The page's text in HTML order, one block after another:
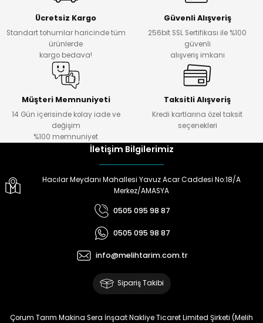
Ücretsiz Kargo
Standart tohumlar haricinde tüm
ürünlerde
kargo bedava!
Güvenli Alışveriş
256bit SSL Sertifikası ile %100
güvenli
alışveriş imkanı
Müşteri Memnuniyeti
14 Gün içerisinde kolay iade ve
değişim
%100 memnuniyet
Taksitli Alışveriş
Kredi kartlarına özel taksit
seçenekleri
İletişim Bilgilerimiz
Hacılar Meydanı Mahallesi Yavuz Acar Caddesi No:18/A
Merkez/AMASYA
0505 095 98 87
0505 095 98 87
info@melihtarim.com.tr
Sipariş Takibi
Çorum Tarım Makina Sera İnşaat Nakliye Ticaret Limited Şirketi (Melih